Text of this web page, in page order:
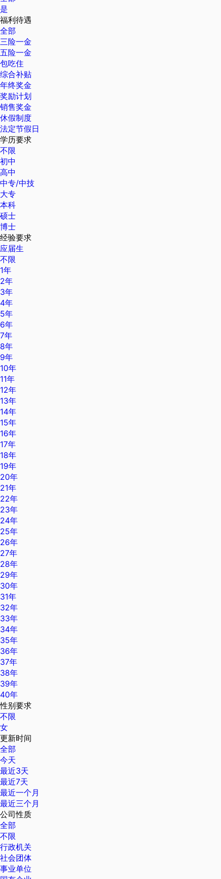
是
福利待遇
全部
三险一金
五险一金
包吃住
综合补贴
年终奖金
奖励计划
销售奖金
休假制度
法定节假日
学历要求
不限
初中
高中
中专/中技
大专
本科
硕士
博士
经验要求
应届生
不限
1年
2年
3年
4年
5年
6年
7年
8年
9年
10年
11年
12年
13年
14年
15年
16年
17年
18年
19年
20年
21年
22年
23年
24年
25年
26年
27年
28年
29年
30年
31年
32年
33年
34年
35年
36年
37年
38年
39年
40年
性别要求
不限
女
更新时间
全部
今天
最近3天
最近7天
最近一个月
最近三个月
公司性质
全部
不限
行政机关
社会团体
事业单位